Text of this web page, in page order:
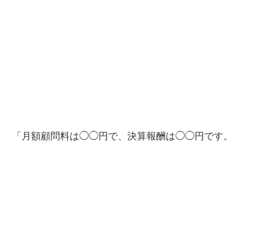
「月額顧問料は◯◯円で、決算報酬は◯◯円です。